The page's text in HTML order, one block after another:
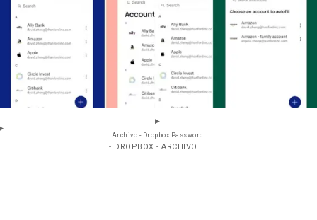
Archivo - Dropbox Password.
- DROPBOX - ARCHIVO